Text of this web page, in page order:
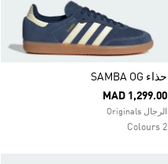
حذاء SAMBA OG
MAD 1,299.00
الرجال Originals
2 Colours